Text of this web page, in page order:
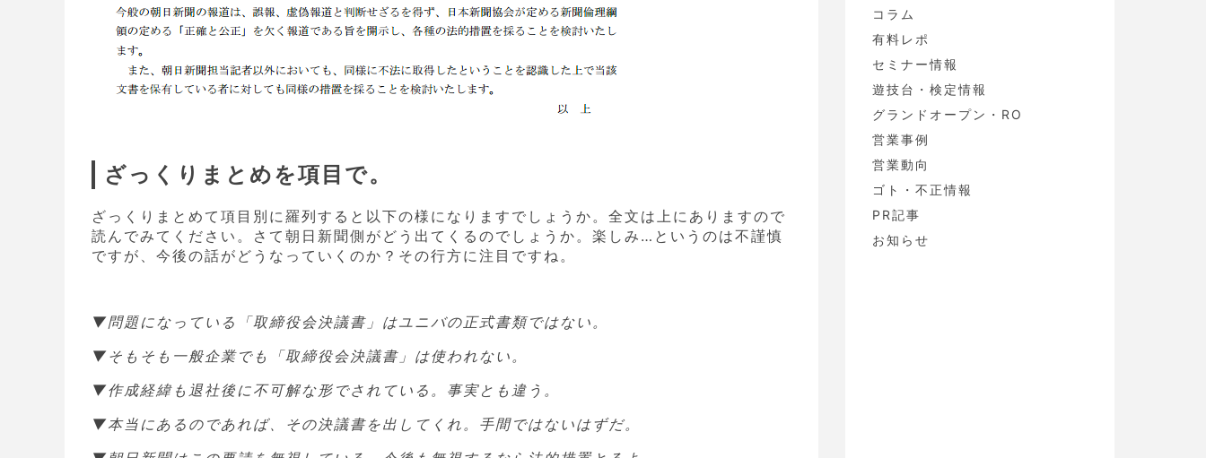
ざっくりまとめを項目で。
ざっくりまとめて項目別に羅列すると以下の様になりますでしょうか。全文は上にありますので
読んでみてください。さて朝日新聞側がどう出てくるのでしょうか。楽しみ…というのは不謹慎
ですが、今後の話がどうなっていくのか？その行方に注目ですね。
▼問題になっている「取締役会決議書」はユニバの正式書類ではない。
▼そもそも一般企業でも「取締役会決議書」は使われない。
▼作成経緯も退社後に不可解な形でされている。事実とも違う。
▼本当にあるのであれば、その決議書を出してくれ。手間ではないはずだ。
コラム
有料レポ
セミナー情報
遊技台・検定情報
グランドオープン・RO
営業事例
営業動向
ゴト・不正情報
PR記事
お知らせ